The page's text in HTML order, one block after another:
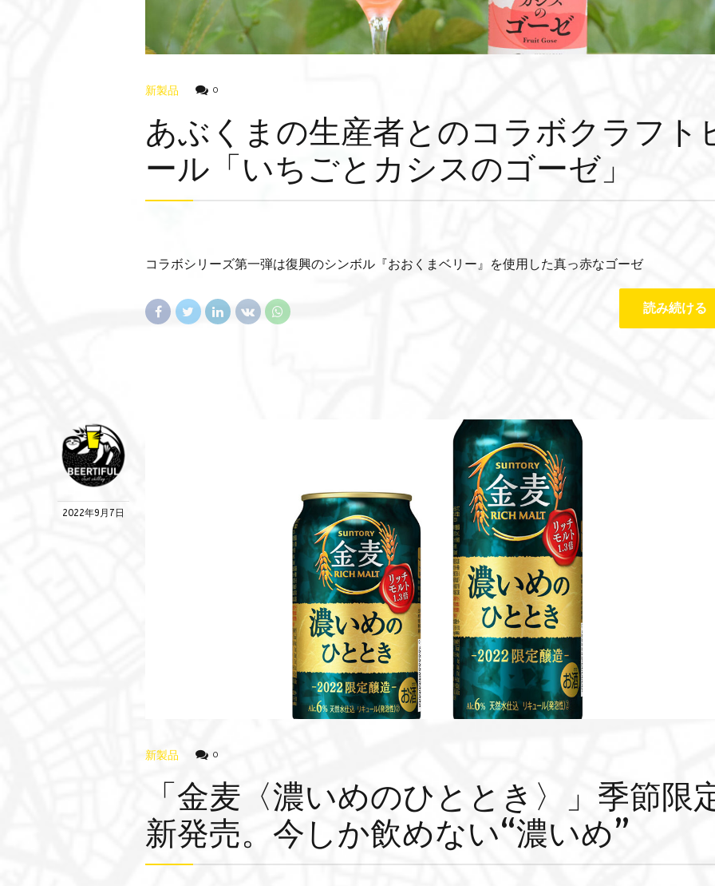
新製品 0
あぶくまの生産者とのコラボクラフト
ール「いちごとカシスのゴーゼ」
コラボシリーズ第一弾は復興のシンボル『おおくまベリー』を使用した真っ赤なゴーゼ
読み続ける
2022年9月7日
新製品 0
「金麦〈濃いめのひととき〉」季節限
新発売。今しか飲めない“濃いめ”